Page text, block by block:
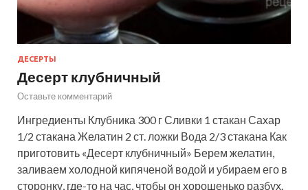
ДЕСЕРТЫ
Десерт клубничный
Оставьте комментарий
Ингредиенты Клубника 300 г Сливки 1 стакан Сахар
1/2 стакана Желатин 2 ст. ложки Вода 2/3 стакана Как
приготовить «Десерт клубничный» Берем желатин,
заливаем холодной кипяченой водой и убираем его в
сторонку, где-то на час, чтобы он хорошенько разбух.